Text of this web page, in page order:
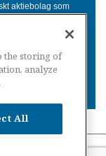
aktiebolag som
med bas på
Sol
the storing of
analyze
All